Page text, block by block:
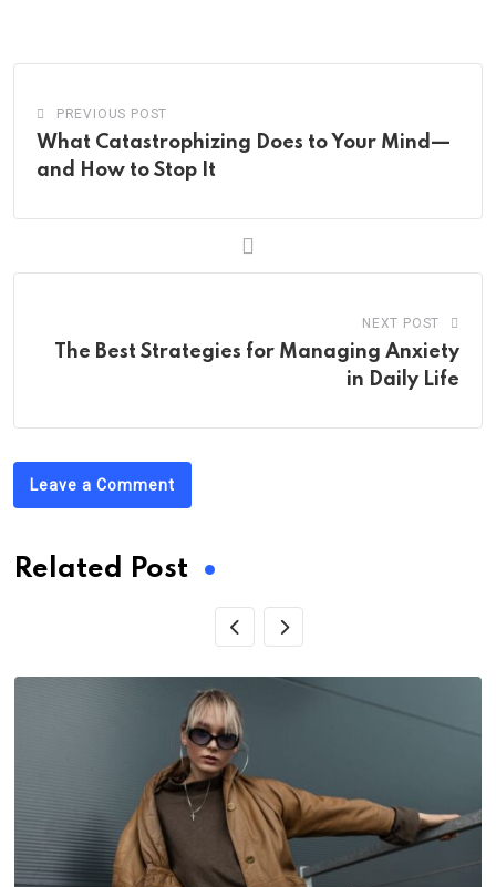
PREVIOUS POST
What Catastrophizing Does to Your Mind—
and How to Stop It
NEXT POST
The Best Strategies for Managing Anxiety
in Daily Life
Leave a Comment
Related Post